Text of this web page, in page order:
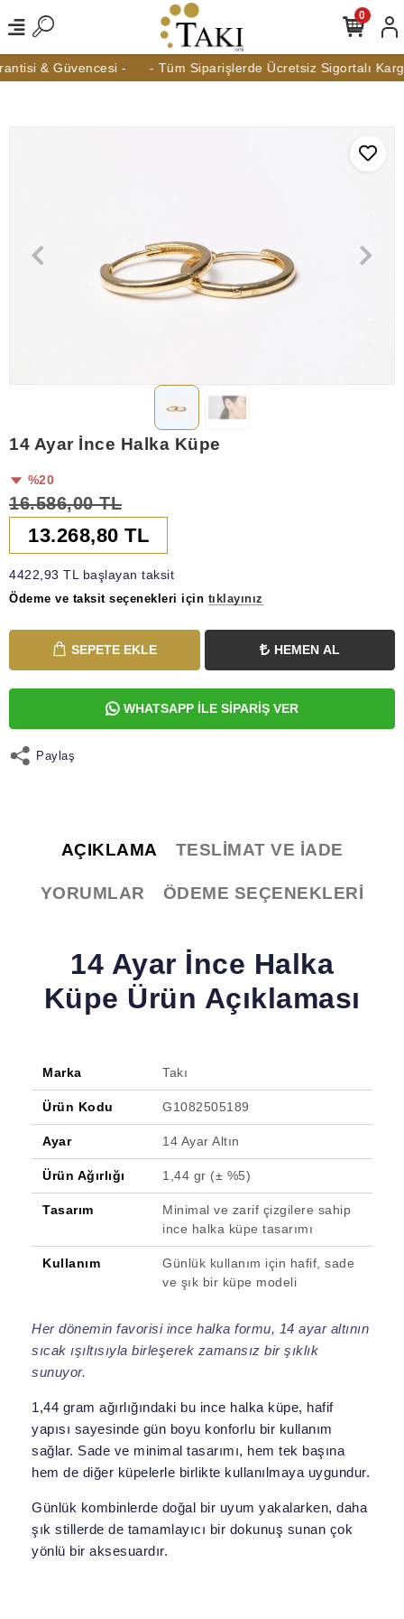
& Güvencesi - - Tüm Siparişlerde Ücretsiz Sigortalı
0
14 Ayar İnce Halka Küpe
%20
16.586,00 TL
13.268,80 TL
4422,93 TL başlayan taksit
Ödeme ve taksit seçenekleri için tıklayınız
SEPETE EKLE HEMEN AL
WHATSAPP İLE SİPARİŞ VER
Paylaş
AÇIKLAMA TESLIMAT VE İADE
YORUMLAR ÖDEME SEÇENEKLERI
14 Ayar İnce Halka
Küpe Ürün Açıklaması
Marka Takı
Ürün Kodu G1082505189
Ayar 14 Ayar Altın
Ürün Ağırlığı 1,44 gr (± %5)
Tasarım
Minimal ve zarif çizgilere sahip
ince halka küpe tasarımı
Kullanım
Günlük kullanım için hafif, sade
ve şık bir küpe modeli
Her dönemin favorisi ince halka formu, 14 ayar altının
sıcak ışıltısıyla birleşerek zamansız bir şıklık
sunuyor.
1,44 gram ağırlığındaki bu ince halka küpe, hafif
yapısı sayesinde gün boyu konforlu bir kullanım
sağlar. Sade ve minimal tasarımı, hem tek başına
hem de diğer küpelerle birlikte kullanılmaya uygundur.
Günlük kombinlerde doğal bir uyum yakalarken, daha
şık stillerde de tamamlayıcı bir dokunuş sunan çok
yönlü bir aksesuardır.